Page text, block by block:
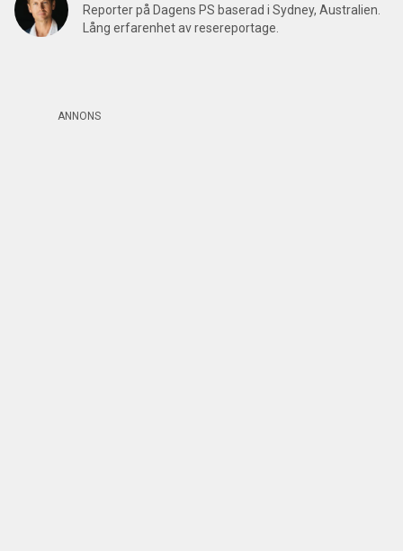
Reporter på Dagens PS baserad i Sydney, Australien.
Lång erfarenhet av resereportage.
ANNONS